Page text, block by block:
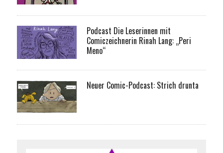
Podcast Die Leserinnen mit
Comiczeichnerin Rinah Lang: „Peri
Meno“
Neuer Comic-Podcast: Strich drunta